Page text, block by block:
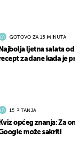
GOTOVO ZA 15 MINUTA
Najbolja ljetna salata
za dane kada je
15 PITANJA
Kviz općeg znanja: Za
može sakriti